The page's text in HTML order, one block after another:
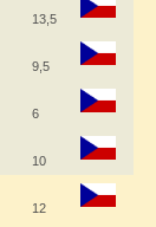
13,5
9,5
6
10
12